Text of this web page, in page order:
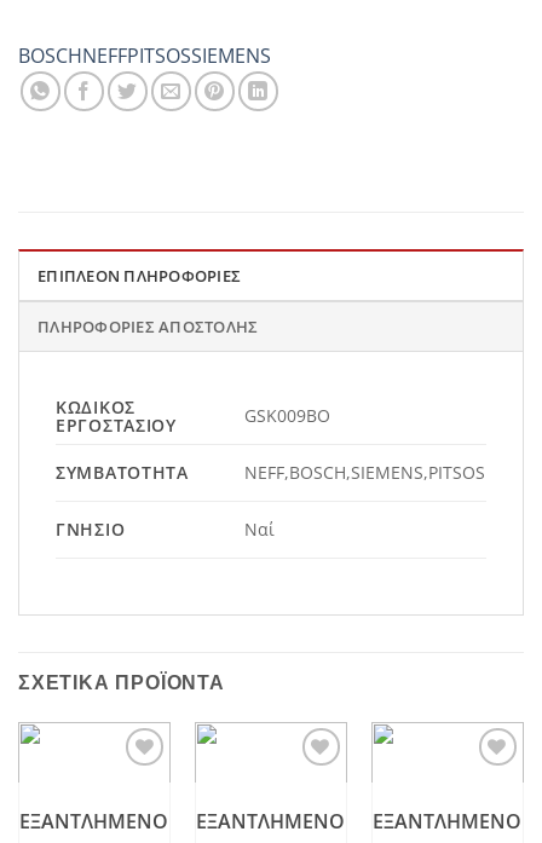
BOSCHNEFFPITSOSSIEMENS
ΕΠΙΠΛΈΟΝ ΠΛΗΡΟΦΟΡΊΕΣ
ΠΛΗΡΟΦΟΡΊΕΣ ΑΠΟΣΤΟΛΉΣ
ΚΩΔΙΚΌΣ
ΕΡΓΟΣΤΑΣΊΟΥ GSK009BO
ΣΥΜΒΑΤΌΤΗΤΑ NEFF,BOSCH,SIEMENS,PITSOS
ΓΝΉΣΙΟ Ναί
ΣΧΕΤΙΚΆ ΠΡΟΪΌΝΤΑ
ΕΞΑΝΤΛΗΜΈΝΟ ΕΞΑΝΤΛΗΜΈΝΟ ΕΞΑΝΤΛΗΜΈΝΟ